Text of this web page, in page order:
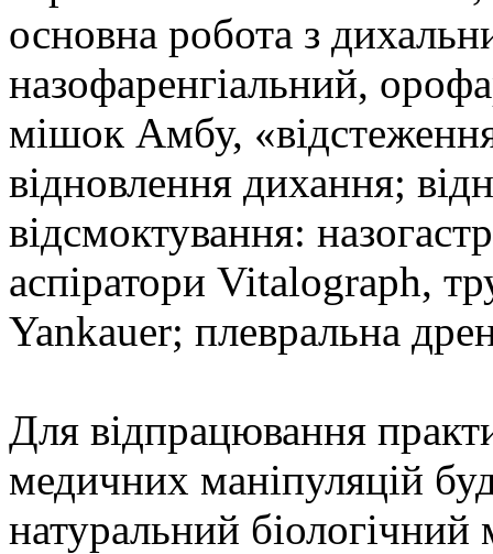
основна робота з
назофаренгіальний,
мішок Амбу,
відновлення дихання;
відсмоктування:
аспіратори Vitalograph,
Yankauer; плевральна
Для відпрацювання
медичних маніпуляцій
натуральний біологічний